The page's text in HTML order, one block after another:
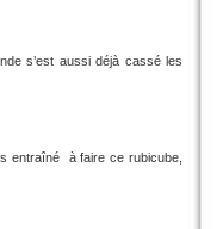
s’est aussi déjà cassé les
entraîné à faire ce rubicube,